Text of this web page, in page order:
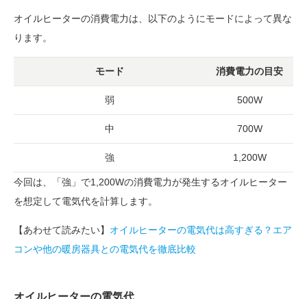
オイルヒーターの消費電力は、以下のようにモードによって異な
ります。
モード 消費電力の目安
弱 500W
中 700W
強 1,200W
今回は、「強」で1,200Wの消費電力が発生するオイルヒーター
を想定して電気代を計算します。
【あわせて読みたい】 オイルヒーターの電気代は高すぎる？エア
コンや他の暖房器具との電気代を徹底比較
オイルヒーターの電気代